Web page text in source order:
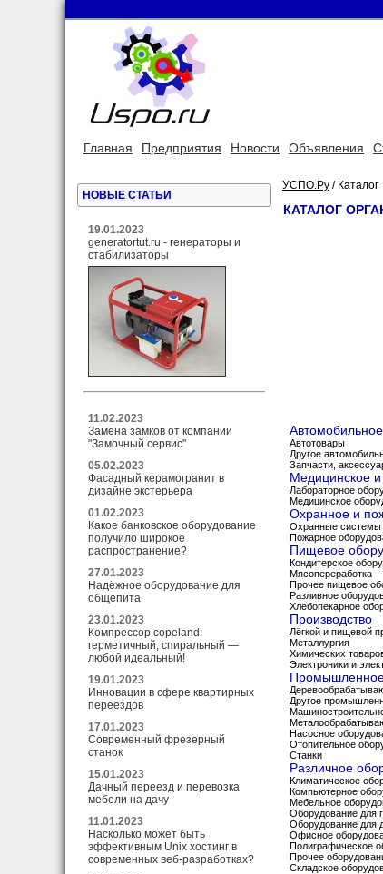
Главная Предприятия Новости Объявления
НОВЫЕ СТАТЬИ
19.01.2023
generatortut.ru - генераторы и
стабилизаторы
11.02.2023
Замена замков от компании
"Замочный сервис"
05.02.2023
Фасадный керамогранит в
дизайне экстерьера
01.02.2023
Какое банковское оборудование
получило широкое
распространение?
27.01.2023
Надёжное оборудование для
общепита
23.01.2023
Компрессор copeland:
герметичный, спиральный —
любой идеальный!
19.01.2023
Инновации в сфере квартирных
переездов
17.01.2023
Современный фрезерный
станок
15.01.2023
Дачный переезд и перевозка
мебели на дачу
11.01.2023
Насколько может быть
эффективным Unix хостинг в
современных веб-разработках?
УСПО.Ру / Каталог
КАТАЛОГ
Автотовары
Другое
Запчасти,
Медицинское
Лабораторное
Медицинское
Охранное и
Охранные системы
Пожарное
Пищевое
Кондитерское
Мясопереработка
Прочее пищевое
Разливное
Хлебопекарное
Производство
Лёгкой и пищевой
Металлургия
Химических
Электроники и
Другое
Насосное
Отопительное
Станки
Различное
Климатическое
Компьютерное
Мебельное
Оборудование для
Оборудование для
Офисное
Полиграфическое
Прочее
Складское